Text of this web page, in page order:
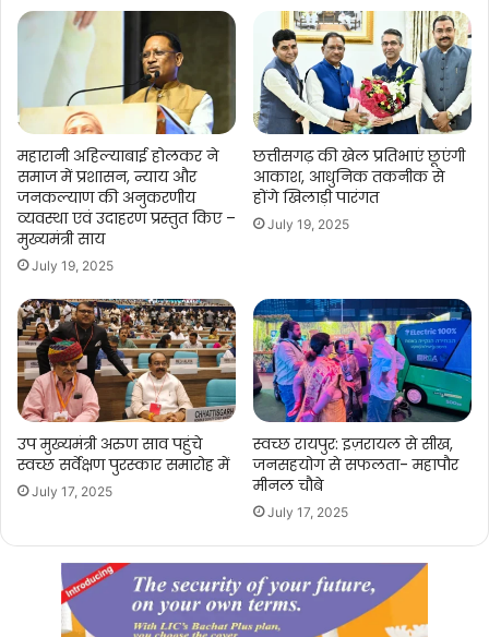
महारानी अहिल्याबाई होलकर ने
समाज में प्रशासन, न्याय और
जनकल्याण की अनुकरणीय
व्यवस्था एवं उदाहरण प्रस्तुत किए –
मुख्यमंत्री साय
July 19, 2025
छत्तीसगढ़ की खेल प्रतिभाएं छूएंगी
आकाश, आधुनिक तकनीक से
होंगे खिलाड़ी पारंगत
July 19, 2025
उप मुख्यमंत्री अरुण साव पहुंचे
स्वच्छ सर्वेक्षण पुरस्कार समारोह में
July 17, 2025
स्वच्छ रायपुर: इज़रायल से सीख,
जनसहयोग से सफलता- महापौर
मीनल चौबे
July 17, 2025